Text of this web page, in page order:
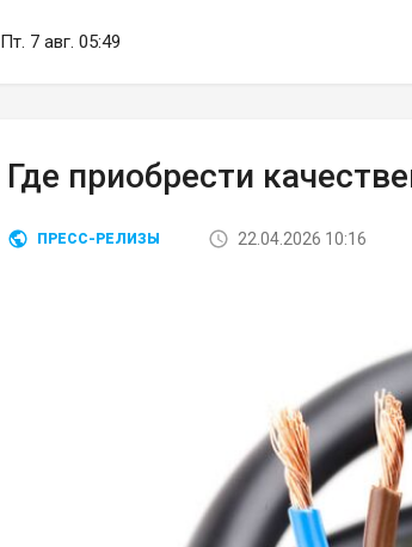
Пт. 7 авг. 05:49
Где приобрести
ПРЕСС-РЕЛИЗЫ 22.04.2026 10:16